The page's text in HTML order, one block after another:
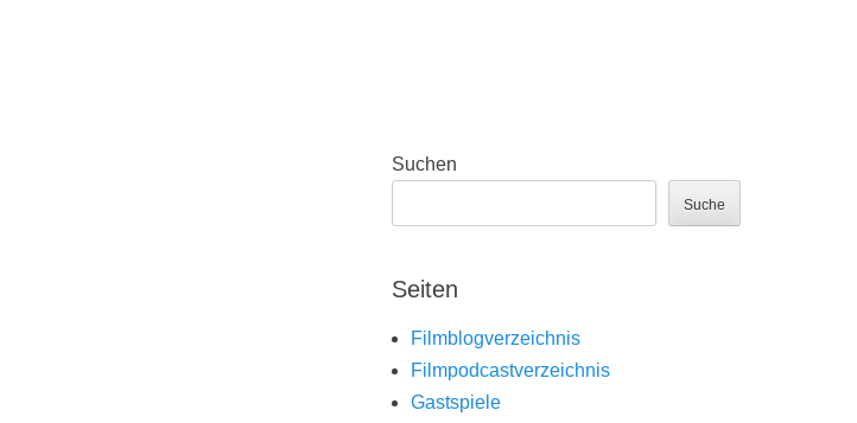
Suchen
Suche
Seiten
Filmblogverzeichnis
Filmpodcastverzeichnis
Gastspiele